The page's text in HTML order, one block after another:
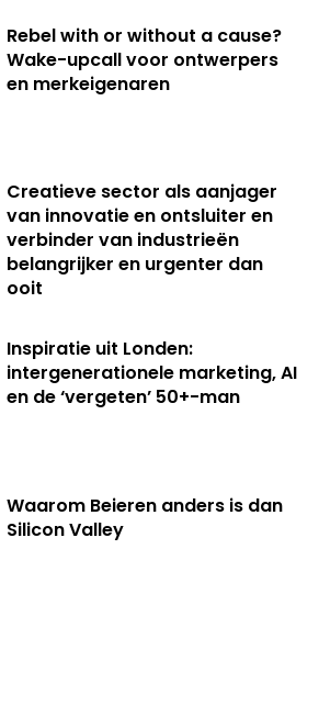
Rebel with or without a cause?
Wake-upcall voor ontwerpers
en merkeigenaren
Creatieve sector als aanjager
van innovatie en ontsluiter en
verbinder van industrieën
belangrijker en urgenter dan
ooit
Inspiratie uit Londen:
intergenerationele marketing, AI
en de ‘vergeten’ 50+-man
Waarom Beieren anders is dan
Silicon Valley